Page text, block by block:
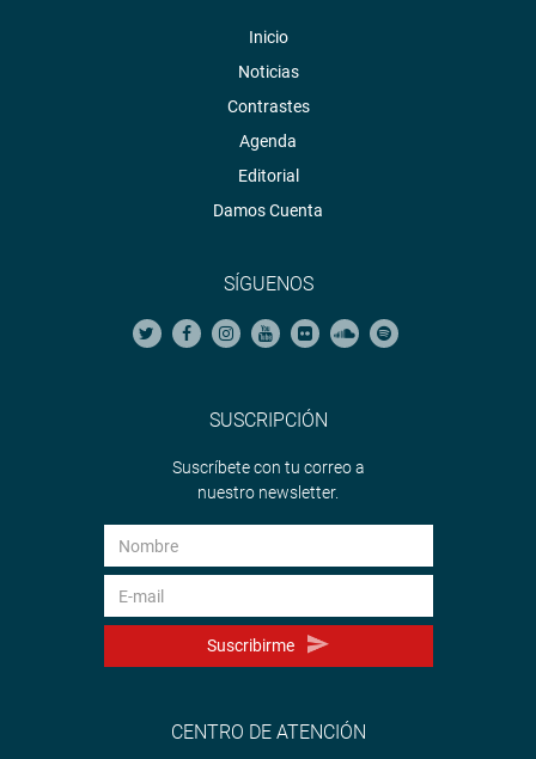
Inicio
Noticias
Contrastes
Agenda
Editorial
Damos Cuenta
SÍGUENOS
SUSCRIPCIÓN
Suscríbete con tu correo a
nuestro newsletter.
Suscribirme
CENTRO DE ATENCIÓN